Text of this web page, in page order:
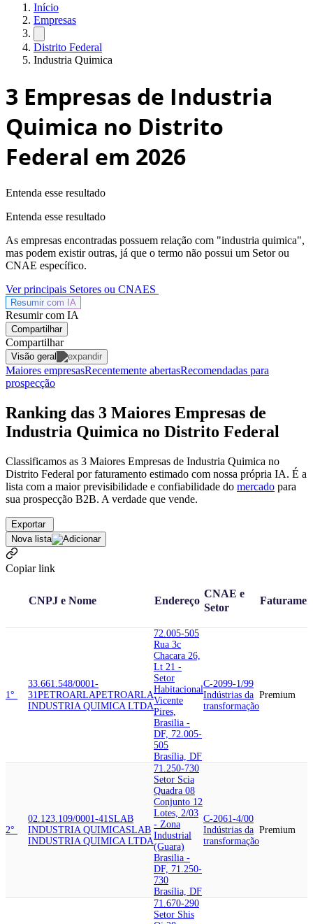
Início
Empresas
Distrito Federal
Industria Quimica
3 Empresas de Industria
Quimica no Distrito
Federal em 2026
Entenda esse resultado
Entenda esse resultado
As empresas encontradas possuem relação com "industria quimica",
mas podem existir outras, já que o termo não possui um Setor ou
CNAE específico.
Ver principais Setores ou CNAES
Resumir com IA
Resumir com IA
Compartilhar
Compartilhar
Visão geral
Maiores empresasRecentemente abertasRecomendadas para
prospecção
Ranking das 3 Maiores Empresas de
Industria Quimica no Distrito Federal
Classificamos as 3 Maiores Empresas de Industria Quimica no
Distrito Federal por faturamento estimado com nossa própria IA. É a
lista com a maior previsibilidade e confiabilidade do mercado para
sua prospecção B2B. A verdade que vende.
Exportar
Nova lista
Copiar link
CNPJ e Nome Endereço
CNAE e
Setor
1°
33.661.548/0001-
31PETROARLAPETROARLA
INDUSTRIA QUIMICA LTDA
72.005-505
Rua 3c
Chacara 26,
Lt 21 -
Setor
Habitacional
Vicente
Pires,
Brasilia -
DF, 72.005-
505
Brasília, DF
C-2099-1/99
Indústrias da
transformação
Premium
2°
02.123.109/0001-41 SLAB
INDUSTRIA QUIMICASLAB
INDUSTRIA QUIMICA LTDA
71.250-730
Setor Scia
Quadra 08
Conjunto 12
Lotes, 2/03
- Zona
Industrial
(Guara)
Brasilia -
DF, 71.250-
730
Brasília, DF
C-2061-4/00
Indústrias da
transformação
Premium
71.670-290
Setor Shis